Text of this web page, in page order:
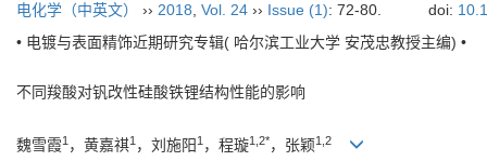
电化学（中英文） ›› 2018 Vol. 24 ›› Issue (1): 72-80. doi:
• 电镀与表面精饰近期研究专辑( 哈尔滨工业大学 安茂忠教授主编) •
不同羧酸对钒改性硅酸铁锂结构性能的影响
魏雪霞1 ，黄嘉祺1 ，刘施阳 1 ，程璇1,2*，张颖1,2